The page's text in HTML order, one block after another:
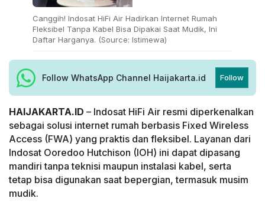
Canggih! Indosat HiFi Air Hadirkan Internet Rumah
Fleksibel Tanpa Kabel Bisa Dipakai Saat Mudik, Ini
Daftar Harganya. (Source: Istimewa)
Follow WhatsApp Channel Haijakarta.id Follow
HAIJAKARTA.ID – Indosat HiFi Air resmi diperkenalkan
sebagai solusi internet rumah berbasis Fixed Wireless
Access (FWA) yang praktis dan fleksibel. Layanan dari
Indosat Ooredoo Hutchison (IOH) ini dapat dipasang
mandiri tanpa teknisi maupun instalasi kabel, serta
tetap bisa digunakan saat bepergian, termasuk musim
mudik.